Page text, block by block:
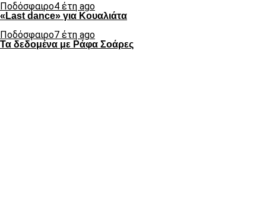
Ποδόσφαιρο4 έτη ago
«Last dance» για Κουαλιάτα
Ποδόσφαιρο7 έτη ago
Τα δεδομένα με Ράφα Σοάρες